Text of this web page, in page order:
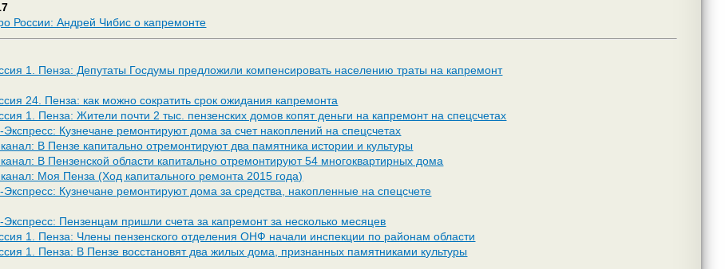
России: Андрей Чибис о капремонте
1. Пенза: Депутаты Госдумы предложили компенсировать населению траты на капремонт
24. Пенза: как можно сократить срок ожидания капремонта
1. Пенза: Жители почти 2 тыс. пензенских домов копят деньги на капремонт на спецсчетах
Кузнечане ремонтируют дома за счет накоплений на спецсчетах
В Пензе капитально отремонтируют два памятника истории и культуры
В Пензенской области капитально отремонтируют 54 многоквартирных дома
Моя Пенза (Ход капитального ремонта 2015 года)
Кузнечане ремонтируют дома за средства, накопленные на спецсчете
Пензенцам пришли счета за капремонт за несколько месяцев
1. Пенза: Члены пензенского отделения ОНФ начали инспекции по районам области
1. Пенза: В Пензе восстановят два жилых дома, признанных памятниками культуры